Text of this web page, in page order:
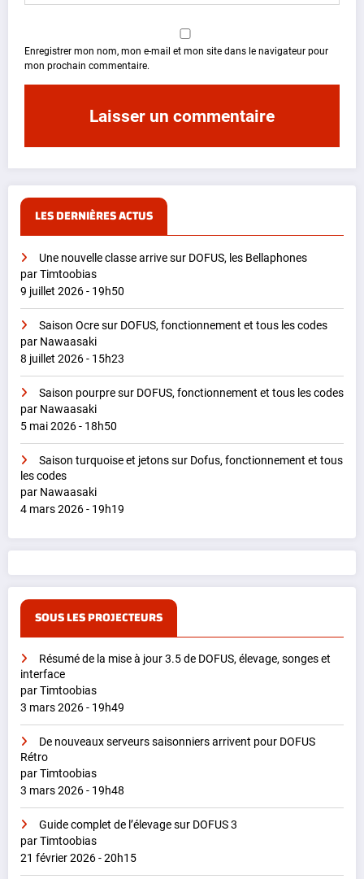
Enregistrer mon nom, mon e-mail et mon site dans le navigateur pour
mon prochain commentaire.
LES DERNIÈRES ACTUS
Une nouvelle classe arrive sur DOFUS, les Bellaphones
par Timtoobias
9 juillet 2026 - 19h50
Saison Ocre sur DOFUS, fonctionnement et tous les codes
par Nawaasaki
8 juillet 2026 - 15h23
Saison pourpre sur DOFUS, fonctionnement et tous les codes
par Nawaasaki
5 mai 2026 - 18h50
Saison turquoise et jetons sur Dofus, fonctionnement et tous
les codes
par Nawaasaki
4 mars 2026 - 19h19
SOUS LES PROJECTEURS
Résumé de la mise à jour 3.5 de DOFUS, élevage, songes et
interface
par Timtoobias
3 mars 2026 - 19h49
De nouveaux serveurs saisonniers arrivent pour DOFUS
Rétro
par Timtoobias
3 mars 2026 - 19h48
Guide complet de l’élevage sur DOFUS 3
par Timtoobias
21 février 2026 - 20h15